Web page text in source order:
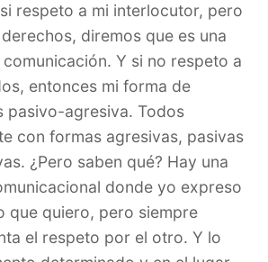
respeto a mi interlocutor, pero
diremos que es una
Y si no respeto a
entonces mi forma de
pasivo-agresiva. Todos
con formas agresivas, pasivas
¿Pero saben qué? Hay una
donde yo expreso
que quiero, pero siempre
el respeto por el otro. Y lo